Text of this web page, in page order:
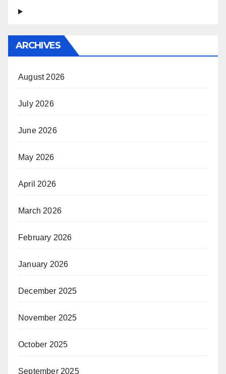
ARCHIVES
August 2026
July 2026
June 2026
May 2026
April 2026
March 2026
February 2026
January 2026
December 2025
November 2025
October 2025
September 2025